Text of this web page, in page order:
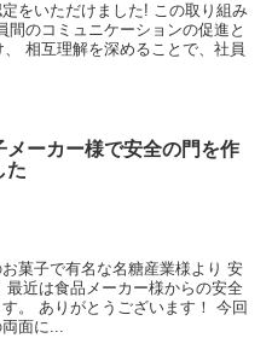
をいただけました! この取り組み
のコミュニケーションの促進と
相互理解を深めることで、社員
メーカー様で安全の門を作
た
菓子で有名な名糖産業様より 安
近は食品メーカー様からの安全
。 ありがとうございます！ 今回
面に...